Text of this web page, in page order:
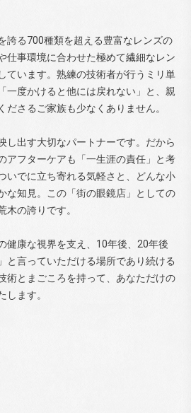
誇る700種類を超える豊富なレンズの
仕事環境に合わせた極めて繊細なレン
ています。熟練の技術者が行うミリ単
一度かけると他には戻れない」と、親
ださるご家族も少なくありません。
し出す大切なパートナーです。だから
アフターケアも「一生涯の責任」と考
いでに立ち寄れる気軽さと、どんな小
な知見。この「街の眼鏡店」としての
木の誇りです。
健康な視界を支え、10年後、20年後
と言っていただける場所であり続ける
術とまごころを持って、あなただけの
します。